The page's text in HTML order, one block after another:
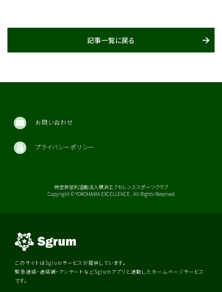
記事一覧に戻る
お問い合わせ
プライバシーポリシー
特定非営利活動法人横浜エクセレンススポーツクラブ
Copyright © YOKOHAMA EXCELLENCE . All Rights Reserved
このサイトはSgrumサービスが提供しています。
緊急連絡・連絡網・アンケートなどSgrumアプリと連動したホームページサービス
です。